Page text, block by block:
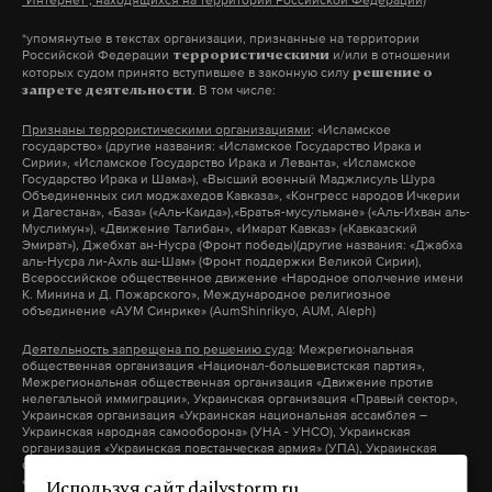
погибли, один пропал без вести, еще двое
пострадали. Еще четыре человека погибли в
А-147 Джубга — Сочи из-за подтопления
обрушился 20-метровый участок моста. В
Туапсинском и Апшеронском районах введен
режим чрезвычайной ситуации, там оказались
подтоплены более 22 тысяч домовладений с
населением более 72 тысяч человек.
Путин поручил оказать
помощь пострадавшим от
В Сети после инцидента в парке Горького многие
инсценировкой. Журналист эту версию отрицал.
Удар в лицо журналисту НТВ
превратили в мем
нападения в парке Горького и что еще
произошло в России в День ВДВ
3 августа 2017
Антисемитизма и ксенофобии в России нет. И
быть не должно»,— отметила спикер.
работает там, где тормозит интернет.
А еще мы есть вTelegram,ДзениVK .
Макс Telegram
Дзен VK
МИД Украины уволил
консула в Германии за
антисемитизм
*упомянутые в текстах организации, признанные на территории
Российской Федерации террористическими и/или в отношении
которых судом принято вступившее в законную силу решение о
запрете деятельности. В том числе:
Признаны террористическими организациями: «Исламское
государство» (другие названия: «Исламское Государство Ирака и
Сирии», «Исламское Государство Ирака и Леванта», «Исламское
Государство Ирака и Шама»), «Высший военный Маджлисуль Шура
Объединенных сил моджахедов Кавказа», «Конгресс народов Ичкерии
и Дагестана», «База» («Аль-Каида»),«Братья-мусульмане» («Аль-Ихван аль-
Муслимун»), «Движение Талибан», «Имарат Кавказ» («Кавказский
Эмират»), Джебхат ан-Нусра (Фронт победы)(другие названия: «Джабха
аль-Нусра ли-Ахль аш-Шам» (Фронт поддержки Великой Сирии),
Всероссийское общественное движение «Народное ополчение имени
К. Минина и Д. Пожарского», Международное религиозное
объединение «АУМ Синрике» (AumShinrikyo, AUM, Aleph)
Деятельность запрещена по решению суда: Межрегиональная
общественная организация «Национал-большевистская партия»,
Межрегиональная общественная организация «Движение против
нелегальной иммиграции», Украинская организация «Правый сектор»,
Украинская организация «Украинская национальная ассамблея –
Украинская народная самооборона» (УНА - УНСО), Украинская
организация «Украинская повстанческая армия» (УПА), Украинская
организация «Тризуб им. Степана Бандеры», Украинская организация
«Братство», Межрегиональное общественное объединение –